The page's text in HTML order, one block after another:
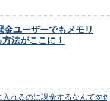
金ユーザーでもメモリ
法がここに！
れるのに課金するなんて勿